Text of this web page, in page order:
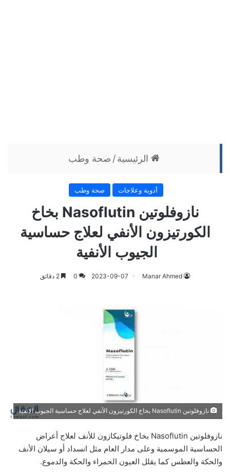
الرئيسية / صحة وطب
أدوية وعلاجات صحة وطب
نازوفلوتين Nasoflutin بخاخ
الكورتيزون الأنفي لعلاج حساسية
الجيوب الأنفية
Manar Ahmed
2023-09-07
0
نازوفلوتين Nasoflutin بخاخ الكورتيزون الأنفي لعلاج حساسية الجيوب الانفية
نازوفلوتين Nasoflutin بخاخ فلوتيكازون للأنف لعلاج أعراض
الحساسية الموسمية وعلى مدار العام مثل انسداد أو سيلان الأنف
والحكة والعطس كما يقلل العيون الحمراء والحكة والدموع.